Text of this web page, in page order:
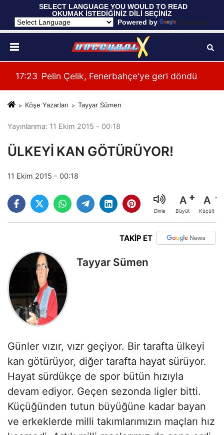
SELECT LANGUAGE YOU WOULD TO READ
OKUMAK İSTEDİĞİNİZ DİLİ SEÇİNİZ
Powered by
Translate
Yarı Finalde
17:23 Pelin Çelik, Fenerbahçe'ye geri döndü
Köşe Yazarları Tayyar Sümen
Yayınlanma: 11 Ekim 2015 - 00:18
ÜLKEYİ KAN GÖTÜRÜYOR!
11 Ekim 2015 - 00:18
Dinle
A
Büyüt
A
Küçült
TAKİP ET
Tayyar Sümen
Günler vızır, vızr geçiyor. Bir tarafta ülkeyi
kan götürüyor, diğer tarafta hayat sürüyor.
Hayat sürdükçe de spor bütün hızıyla
devam ediyor. Geçen sezonda ligler bitti.
Küçüğünden tutun büyüğüne kadar bayan
ve erkeklerde milli takımlarımızın maçları hız